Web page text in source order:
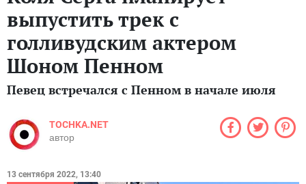
выпустить трек с
голливудским актером
Шоном Пенном
Певец встречался с Пенном в начале июля
TOCHKA.NET
автор
13 сентября 2022, 13:40